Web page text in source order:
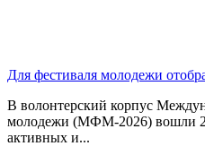
Для фестиваля молодежи
В волонтерский корпус
молодежи (МФМ-2026) вошли 2
активных и...